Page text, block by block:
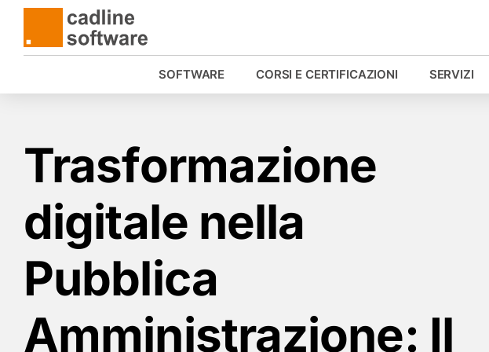
Salta
contenuto
SOFTWARE CORSI E CERTIFICAZIONI SERVIZI
Trasformazione
digitale nella
Pubblica
Amministrazione: Il